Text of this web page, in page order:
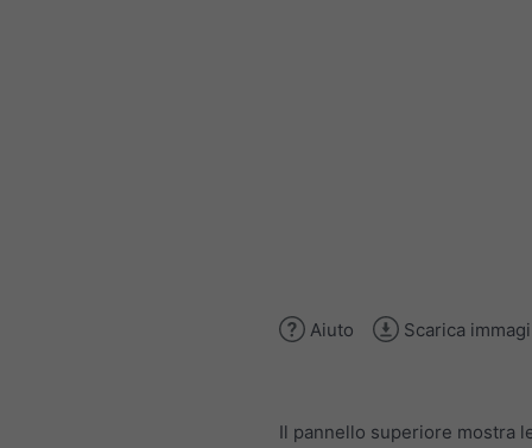
Aiuto Scarica
Il pannello superiore mostra